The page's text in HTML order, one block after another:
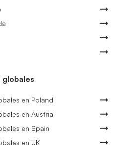
en Poland
en Austria
en Spain
en UK